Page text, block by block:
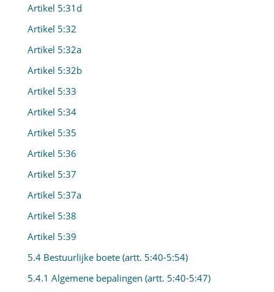
Artikel 5:31d
Artikel 5:32
Artikel 5:32a
Artikel 5:32b
Artikel 5:33
Artikel 5:34
Artikel 5:35
Artikel 5:36
Artikel 5:37
Artikel 5:37a
Artikel 5:38
Artikel 5:39
5.4 Bestuurlijke boete (artt. 5:40-5:54)
5.4.1 Algemene bepalingen (artt. 5:40-5:47)